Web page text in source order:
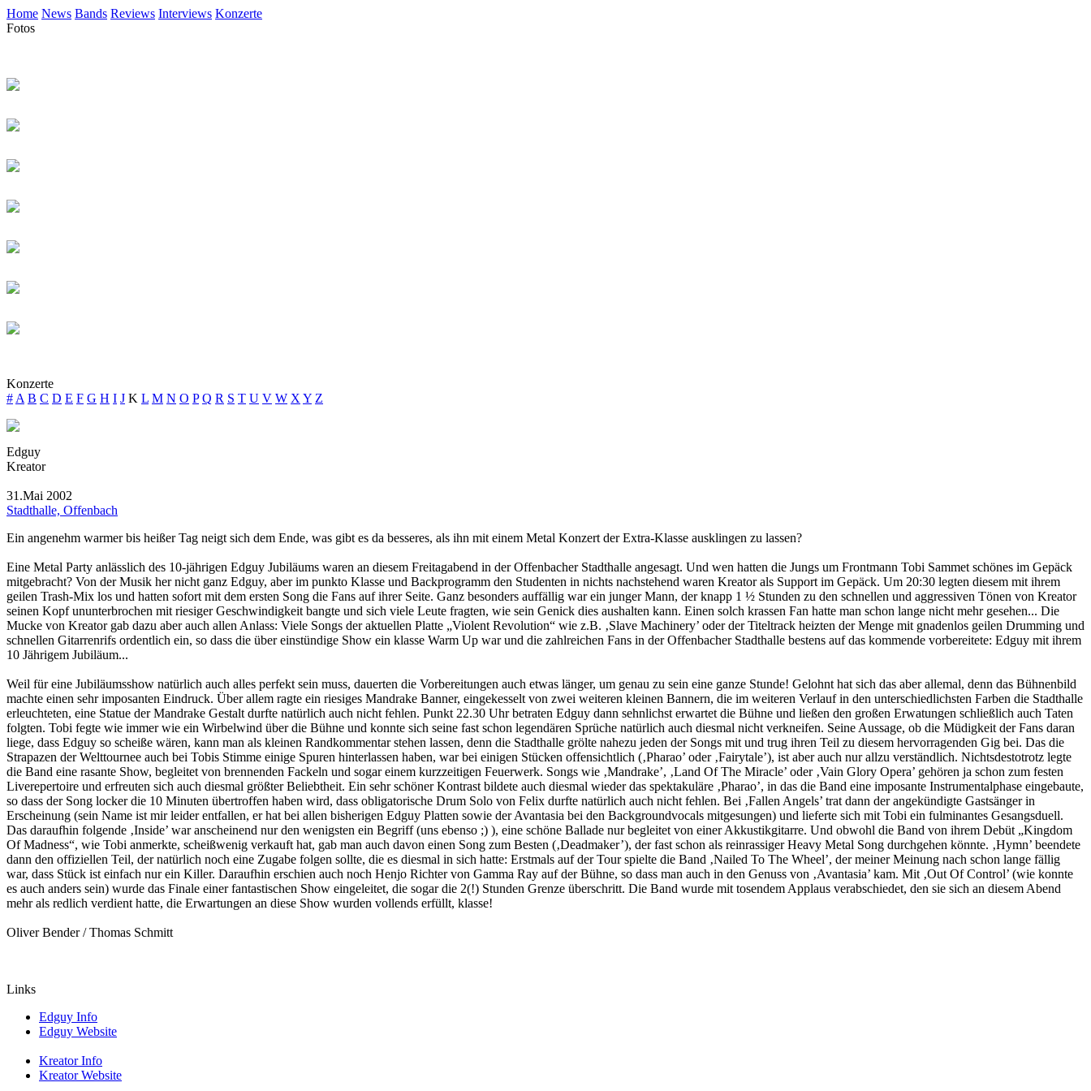
Home News Bands Reviews Interviews Konzerte
Fotos
Konzerte
# A B C D E F G H I J K L M N O P Q R S T U V W X Y Z
Edguy
Kreator
31.Mai 2002
Stadthalle, Offenbach
Ein angenehm warmer bis heißer Tag neigt sich dem Ende, was gibt es da besseres, als ihn mit einem Metal Konzert der Extra-Klasse ausklingen zu lassen?
Eine Metal Party anlässlich des 10-jährigen Edguy Jubiläums waren an diesem Freitagabend in der Offenbacher Stadthalle angesagt. Und wen hatten die Jungs um Frontmann Tobi Sammet schönes im Gepäck
mitgebracht? Von der Musik her nicht ganz Edguy, aber im punkto Klasse und Backprogramm den Studenten in nichts nachstehend waren Kreator als Support im Gepäck. Um 20:30 legten diesem mit ihrem
geilen Trash-Mix los und hatten sofort mit dem ersten Song die Fans auf ihrer Seite. Ganz besonders auffällig war ein junger Mann, der knapp 1 ½ Stunden zu den schnellen und aggressiven Tönen von Kreator
seinen Kopf ununterbrochen mit riesiger Geschwindigkeit bangte und sich viele Leute fragten, wie sein Genick dies aushalten kann. Einen solch krassen Fan hatte man schon lange nicht mehr gesehen... Die
Mucke von Kreator gab dazu aber auch allen Anlass: Viele Songs der aktuellen Platte „Violent Revolution“ wie z.B. ‚Slave Machinery’ oder der Titeltrack heizten der Menge mit gnadenlos geilen Drumming und
schnellen Gitarrenrifs ordentlich ein, so dass die über einstündige Show ein klasse Warm Up war und die zahlreichen Fans in der Offenbacher Stadthalle bestens auf das kommende vorbereitete: Edguy mit ihrem
10 Jährigem Jubiläum...
Weil für eine Jubiläumsshow natürlich auch alles perfekt sein muss, dauerten die Vorbereitungen auch etwas länger, um genau zu sein eine ganze Stunde! Gelohnt hat sich das aber allemal, denn das Bühnenbild
machte einen sehr imposanten Eindruck. Über allem ragte ein riesiges Mandrake Banner, eingekesselt von zwei weiteren kleinen Bannern, die im weiteren Verlauf in den unterschiedlichsten Farben die Stadthalle
erleuchteten, eine Statue der Mandrake Gestalt durfte natürlich auch nicht fehlen. Punkt 22.30 Uhr betraten Edguy dann sehnlichst erwartet die Bühne und ließen den großen Erwatungen schließlich auch Taten
folgten. Tobi fegte wie immer wie ein Wirbelwind über die Bühne und konnte sich seine fast schon legendären Sprüche natürlich auch diesmal nicht verkneifen. Seine Aussage, ob die Müdigkeit der Fans daran
liege, dass Edguy so scheiße wären, kann man als kleinen Randkommentar stehen lassen, denn die Stadthalle grölte nahezu jeden der Songs mit und trug ihren Teil zu diesem hervorragenden Gig bei. Das die
Strapazen der Welttournee auch bei Tobis Stimme einige Spuren hinterlassen haben, war bei einigen Stücken offensichtlich (‚Pharao’ oder ‚Fairytale’), ist aber auch nur allzu verständlich. Nichtsdestotrotz legte
die Band eine rasante Show, begleitet von brennenden Fackeln und sogar einem kurzzeitigen Feuerwerk. Songs wie ‚Mandrake’, ‚Land Of The Miracle’ oder ‚Vain Glory Opera’ gehören ja schon zum festen
Liverepertoire und erfreuten sich auch diesmal größter Beliebtheit. Ein sehr schöner Kontrast bildete auch diesmal wieder das spektakuläre ‚Pharao’, in das die Band eine imposante Instrumentalphase eingebaute,
so dass der Song locker die 10 Minuten übertroffen haben wird, dass obligatorische Drum Solo von Felix durfte natürlich auch nicht fehlen. Bei ‚Fallen Angels’ trat dann der angekündigte Gastsänger in
Erscheinung (sein Name ist mir leider entfallen, er hat bei allen bisherigen Edguy Platten sowie der Avantasia bei den Backgroundvocals mitgesungen) und lieferte sich mit Tobi ein fulminantes Gesangsduell.
Das daraufhin folgende ‚Inside’ war anscheinend nur den wenigsten ein Begriff (uns ebenso ;) ), eine schöne Ballade nur begleitet von einer Akkustikgitarre. Und obwohl die Band von ihrem Debüt „Kingdom
Of Madness“, wie Tobi anmerkte, scheißwenig verkauft hat, gab man auch davon einen Song zum Besten (‚Deadmaker’), der fast schon als reinrassiger Heavy Metal Song durchgehen könnte. ‚Hymn’ beendete
dann den offiziellen Teil, der natürlich noch eine Zugabe folgen sollte, die es diesmal in sich hatte: Erstmals auf der Tour spielte die Band ‚Nailed To The Wheel’, der meiner Meinung nach schon lange fällig
war, dass Stück ist einfach nur ein Killer. Daraufhin erschien auch noch Henjo Richter von Gamma Ray auf der Bühne, so dass man auch in den Genuss von ‚Avantasia’ kam. Mit ‚Out Of Control’ (wie konnte
es auch anders sein) wurde das Finale einer fantastischen Show eingeleitet, die sogar die 2(!) Stunden Grenze überschritt. Die Band wurde mit tosendem Applaus verabschiedet, den sie sich an diesem Abend
mehr als redlich verdient hatte, die Erwartungen an diese Show wurden vollends erfüllt, klasse!
Oliver Bender / Thomas Schmitt
Links
Edguy Info
Edguy Website
Kreator Info
Kreator Website